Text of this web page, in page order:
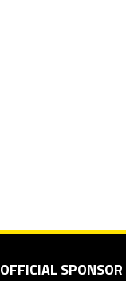
OFFICIAL SPONSOR